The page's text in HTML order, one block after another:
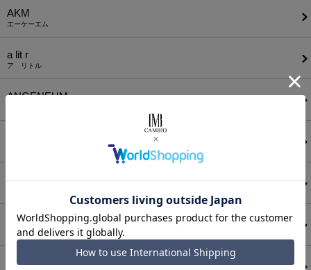
AKM
エーケーエム
a lit r
ア リトル
ANGENEHM
AUI NITE
BODYSONG.
ボディソング
CALL&RESPONSE